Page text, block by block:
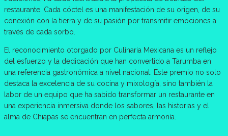
restaurante. Cada cóctel es una manifestación de su origen, de su
conexión con la tierra y de su pasión por transmitir emociones a
través de cada sorbo.
El reconocimiento otorgado por Culinaria Mexicana es un reflejo
del esfuerzo y la dedicación que han convertido a Tarumba en
una referencia gastronómica a nivel nacional. Este premio no solo
destaca la excelencia de su cocina y mixología, sino también la
labor de un equipo que ha sabido transformar un restaurante en
una experiencia inmersiva donde los sabores, las historias y el
alma de Chiapas se encuentran en perfecta armonía.